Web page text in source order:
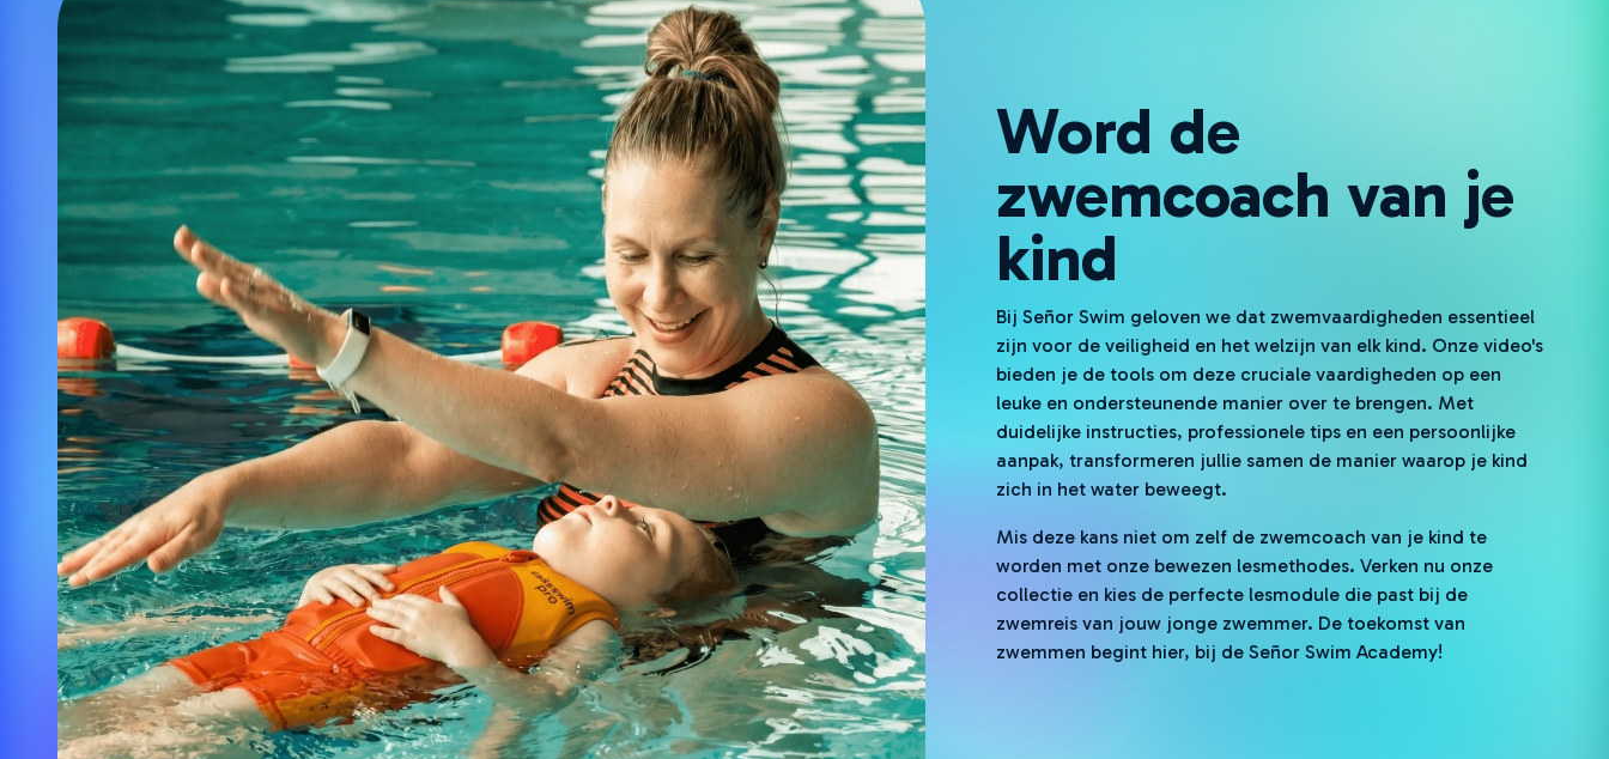
Word de
zwemcoach van je
kind
Bij Señor Swim geloven we dat zwemvaardigheden essentieel
zijn voor de veiligheid en het welzijn van elk kind. Onze video's
bieden je de tools om deze cruciale vaardigheden op een
leuke en ondersteunende manier over te brengen. Met
duidelijke instructies, professionele tips en een persoonlijke
aanpak, transformeren jullie samen de manier waarop je kind
zich in het water beweegt.
Mis deze kans niet om zelf de zwemcoach van je kind te
worden met onze bewezen lesmethodes. Verken nu onze
collectie en kies de perfecte lesmodule die past bij de
zwemreis van jouw jonge zwemmer. De toekomst van
zwemmen begint hier, bij de Señor Swim Academy!